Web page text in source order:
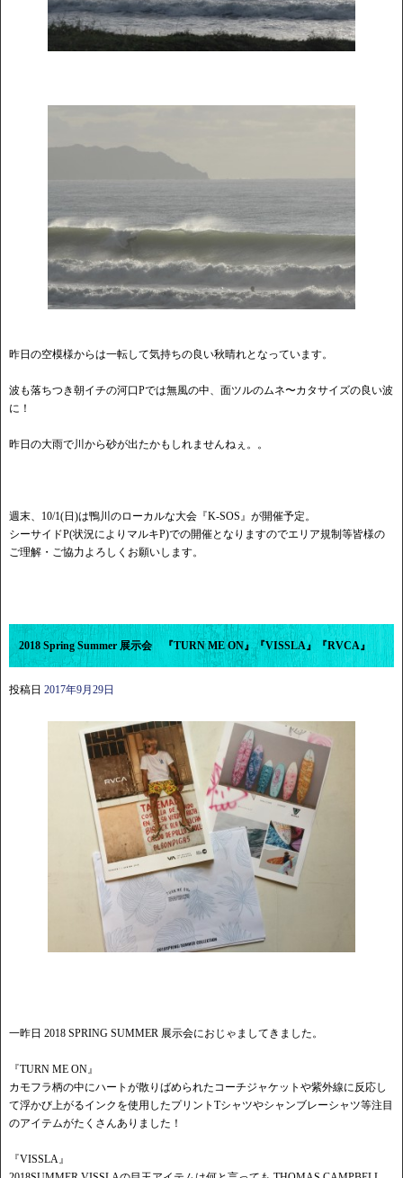
昨日の空模様からは一転して気持ちの良い秋晴れとなっています。
波も落ちつき朝イチの河口Pでは無風の中、面ツルのムネ〜カタサイズの良い波
に！
昨日の大雨で川から砂が出たかもしれませんねぇ。。
週末、10/1(日)は鴨川のローカルな大会『K-SOS』が開催予定。
シーサイドP(状況によりマルキP)での開催となりますのでエリア規制等皆様の
ご理解・ご協力よろしくお願いします。
2018 Spring Summer 展示会 『TURN ME ON』『VISSLA』『RVCA』
投稿日 2017年9月29日
一昨日 2018 SPRING SUMMER 展示会におじゃましてきました。
『TURN ME ON』
カモフラ柄の中にハートが散りばめられたコーチジャケットや紫外線に反応し
て浮かび上がるインクを使用したプリントTシャツやシャンブレーシャツ等注目
のアイテムがたくさんありました！
『VISSLA』